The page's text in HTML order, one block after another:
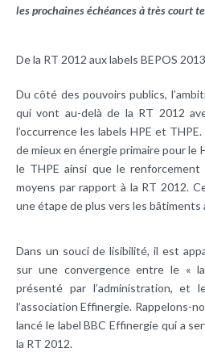
les prochaines échéances à très court
De la RT 2012 aux labels BEPOS
Du côté des pouvoirs publics,
qui vont au-delà de la RT 2012
l’occurrence les labels HPE et
de mieux en énergie primaire pour le
le THPE ainsi que le
moyens par rapport à la RT 2012.
une étape de plus vers les bâtiments
Dans un souci de lisibilité, il est
sur une convergence entre le «
présenté par l’administration, et
l’association Effinergie. Rappelons-
lancé le label BBC Effinergie qui a
la RT 2012.